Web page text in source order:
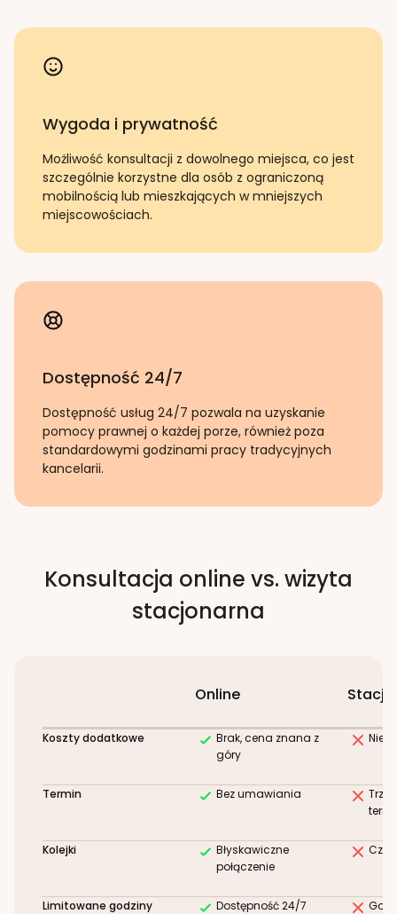
Wygoda i prywatność
Możliwość konsultacji z dowolnego miejsca, co jest
szczególnie korzystne dla osób z ograniczoną
mobilnością lub mieszkających w mniejszych
miejscowościach.
Dostępność 24/7
Dostępność usług 24/7 pozwala na uzyskanie
pomocy prawnej o każdej porze, również poza
standardowymi godzinami pracy tradycyjnych
kancelarii.
Konsultacja online vs. wizyta
stacjonarna
Online
Koszty dodatkowe
Brak, cena znana z
góry
Termin Bez umawiania
Kolejki
Błyskawiczne
połączenie
Limitowane godziny Dostępność 24/7